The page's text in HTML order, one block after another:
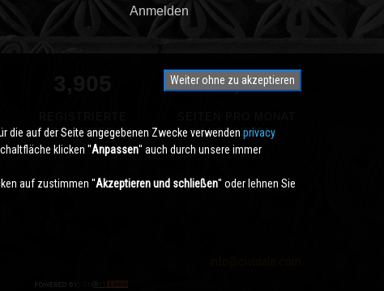
Anmelden
BENUTZER
350,000
ANGESEHEN
Weiter ohne zu akzeptieren
die auf der Seite angegebenen Zwecke verwenden privacy
klicken ''Anpassen'' auch durch unsere immer
auf zustimmen ''Akzeptieren und schließen'' oder lehnen Sie